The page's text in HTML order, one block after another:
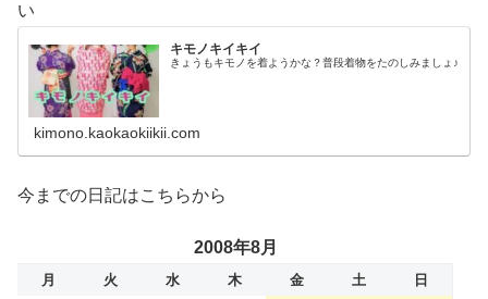
い
キモノキイキイ
きょうもキモノを着ようかな？普段着物をたのしみましょ♪
kimono.kaokaokiikii.com
今までの日記はこちらから
2008年8月
月 火 水 木 金 土
日